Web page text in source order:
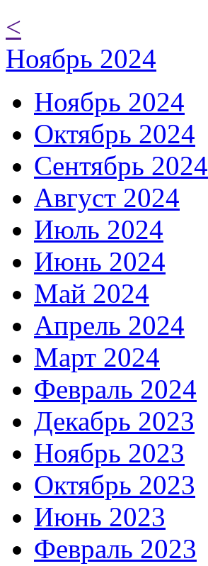
<
Ноябрь 2024
Ноябрь 2024
Октябрь 2024
Сентябрь 2024
Август 2024
Июль 2024
Июнь 2024
Май 2024
Апрель 2024
Март 2024
Февраль 2024
Декабрь 2023
Ноябрь 2023
Октябрь 2023
Июнь 2023
Февраль 2023